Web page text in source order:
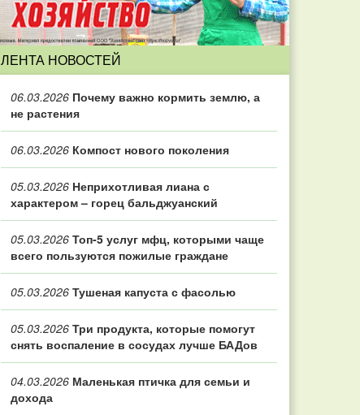
ЛЕНТА НОВОСТЕЙ
06.03.2026 Почему важно кормить землю, а
не растения
06.03.2026 Компост нового поколения
05.03.2026 Неприхотливая лиана с
характером – горец бальджуанский
05.03.2026 Топ‑5 услуг мфц, которыми чаще
всего пользуются пожилые граждане
05.03.2026 Тушеная капуста с фасолью
05.03.2026 Три продукта, которые помогут
снять воспаление в сосудах лучше БАДов
04.03.2026 Маленькая птичка для семьи и
дохода